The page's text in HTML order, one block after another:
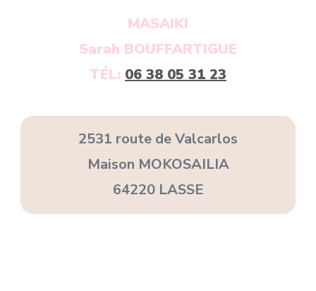
MASAIKI
Sarah BOUFFARTIGUE
TÉL: 06 38 05 31 23
2531 route de Valcarlos
Maison MOKOSAILIA
64220 LASSE